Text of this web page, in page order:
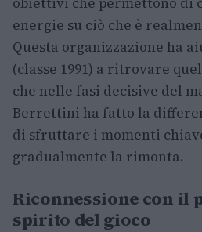
energie su ciò che è
Questa organizzazione ha
(classe 1991) a ritrovare
che nelle fasi decisive del
Berrettini ha fatto la
di sfruttare i momenti
gradualmente la rimonta.
Riconnessione con il
spirito del gioco